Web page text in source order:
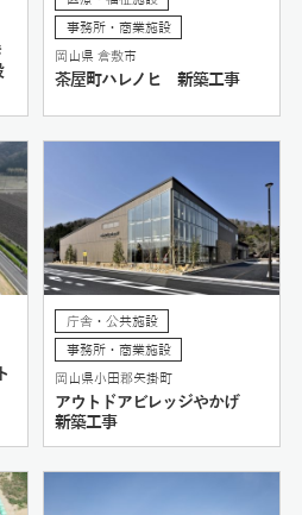
事務所・商業施設
岡山県 倉敷市
茶屋町ハレノヒ 新築工事
庁舎・公共施設
事務所・商業施設
岡山県小田郡矢掛町
アウトドアビレッジやかげ
新築工事